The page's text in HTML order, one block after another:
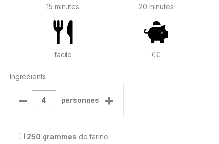
15 minutes 20 minutes
facile €€
Ingrédients
– personnes +
250 grammes de farine